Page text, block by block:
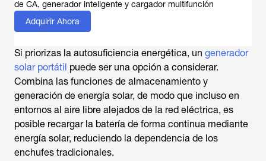
de CA, generador inteligente y cargador multifunción
Adquirir Ahora
Si priorizas la autosuficiencia energética, un generador
solar portátil puede ser una opción a considerar.
Combina las funciones de almacenamiento y
generación de energía solar, de modo que incluso en
entornos al aire libre alejados de la red eléctrica, es
posible recargar la batería de forma continua mediante
energía solar, reduciendo la dependencia de los
enchufes tradicionales.